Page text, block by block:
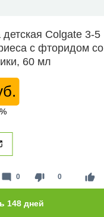
Colgate 3-5
с фторидом со
60 мл
thumb_down 0 thumb_up
mode_comment 0
148 дней